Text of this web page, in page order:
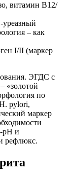
витамин B12/
– как
I/II (маркер
ЭГДС с
«золотой
по
pylori,
маркер
pH и
рефлюкс.